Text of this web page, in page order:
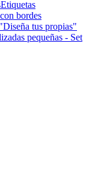
Etiquetas
bordes
"Diseña tus propias"
pequeñas - Set